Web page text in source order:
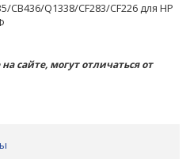
CB436/Q1338/CF283/CF226 для HP
сайте, могут отличаться от